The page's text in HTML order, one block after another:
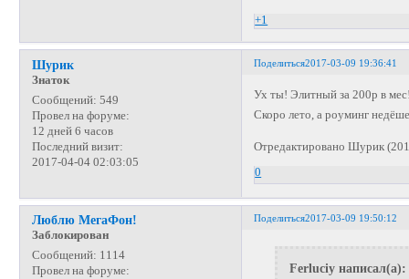
+1
Поделиться2017-03-09 19:36:41
Шурик
Знаток
Сообщений: 549
Провел на форуме:
12 дней 6 часов
Последний визит:
2017-04-04 02:03:05
Ух ты! Элитный за 200р в
Скоро лето, а роуминг
Отредактировано Шурик
0
Поделиться2017-03-09 19:50:12
Люблю МегаФон!
Заблокирован
Сообщений: 1114
Провел на форуме:
Ferluciy написал(а):